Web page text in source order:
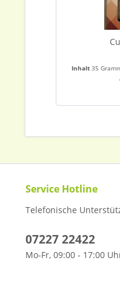
Inhalt 35
Service Hotline
Telefonische
07227 22422
Mo-Fr, 09:00 - 17:00